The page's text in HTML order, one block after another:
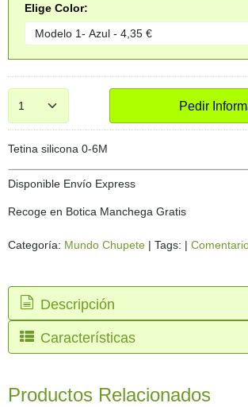
Elige Color:
Pedir
Tetina silicona 0-6M
Disponible Envío Express
Recoge en Botica Manchega Gratis
Categoría: Mundo Chupete | Tags: |
Descripción
Características
Productos Relacionados